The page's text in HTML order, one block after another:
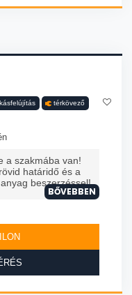
térkövező
a szakmába van!
határidő és a
beszerzéssel!
BŐVEBBEN